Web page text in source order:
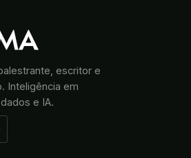
escritor e
Inteligência em
e IA.